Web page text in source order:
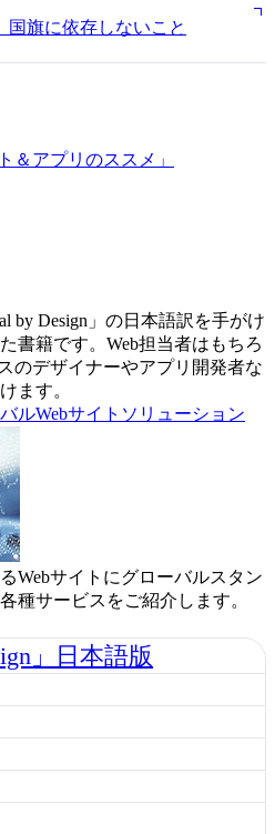
国旗に依存しないこと
＆アプリのススメ」
by Design」の日本語訳を手がけ
書籍です。Web担当者はもちろ
のデザイナーやアプリ開発者な
ます。
ルWebサイトソリューション
Webサイトにグローバルスタン
種サービスをご紹介します。
」日本語版